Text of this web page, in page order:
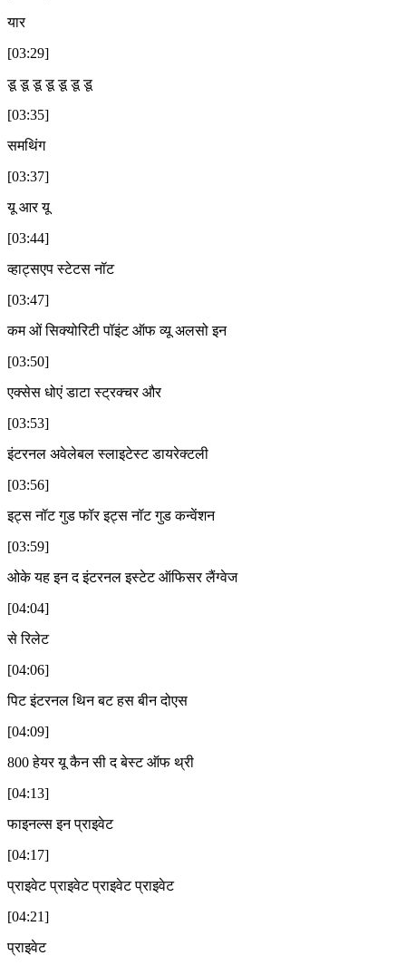
यार
[03:29]
डू डू डू डू डू डू डू
[03:35]
समथिंग
[03:37]
यू आर यू
[03:44]
व्हाट्सएप स्टेटस नॉट
[03:47]
कम ओं सिक्योरिटी पॉइंट ऑफ व्यू अलसो इन
[03:50]
एक्सेस धोएं डाटा स्ट्रक्चर और
[03:53]
इंटरनल अवेलेबल स्लाइटेस्ट डायरेक्टली
[03:56]
इट्स नॉट गुड फॉर इट्स नॉट गुड कन्वेंशन
[03:59]
ओके यह इन द इंटरनल इस्टेट ऑफिसर लैंग्वेज
[04:04]
से रिलेट
[04:06]
पिट इंटरनल थिन बट हस बीन दोएस
[04:09]
800 हेयर यू कैन सी द बेस्ट ऑफ थ्री
[04:13]
फाइनल्स इन प्राइवेट
[04:17]
प्राइवेट प्राइवेट प्राइवेट प्राइवेट
[04:21]
प्राइवेट